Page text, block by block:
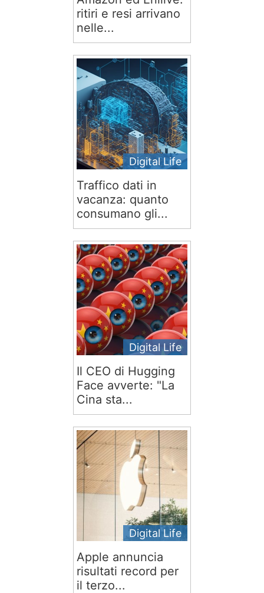
ritiri e resi arrivano
nelle...
Digital Life
Traffico dati in
vacanza: quanto
consumano gli...
Digital Life
Il CEO di Hugging
Face avverte: "La
Cina sta...
Digital Life
Apple annuncia
risultati record per
il terzo...